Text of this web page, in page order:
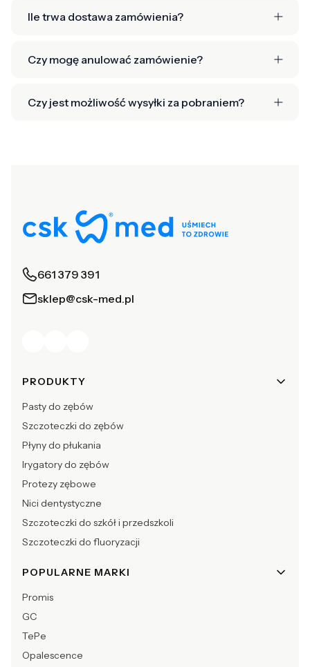
Ile trwa dostawa zamówienia?
Czy mogę anulować zamówienie?
Czy jest możliwość wysyłki za pobraniem?
661 379 391
sklep@csk-med.pl
Linki w stopce
PRODUKTY
Pasty do zębów
Szczoteczki do zębów
Płyny do płukania
Irygatory do zębów
Protezy zębowe
Nici dentystyczne
Szczoteczki do szkół i przedszkoli
Szczoteczki do fluoryzacji
POPULARNE MARKI
Promis
GC
TePe
Opalescence